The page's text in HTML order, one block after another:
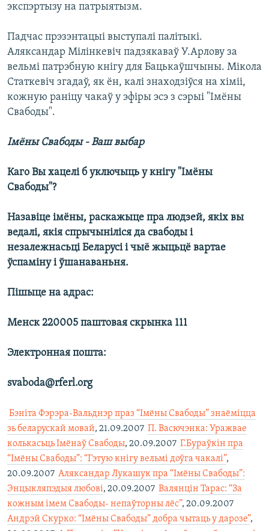
экспэртызу на патрыятызм.
Падчас прэзэнтацыі выступалі палітыкі.
Аляксандар Мілінкевіч падзякаваў У.Арлову за
вельмі патрэбную кнігу для Бацькаўшчыны. Мікола
Статкевіч згадаў, як ён, калі знаходзіўся на хіміі,
кожную раніцу чакаў у эфіры эсэ з сэрыі "Імёны
Свабоды".
Імёны Свабоды - Ваш выбар
Каго Вы хацелі б уключыць у кнігу "Імёны
Свабоды"?
Назавіце імёны, раскажыце пра людзей, якіх вы
ведалі, якія спрычыніліся да свабоды і
незалежнасьці Беларусі і чыё жыцьцё вартае
ўспаміну і ўшанаваньня.
Пішыце на адрас:
Менск 220005 паштовая скрынка 111
Электронная пошта:
svaboda@rferl.org
Бэніта Фэрэра-Вальднэр праз “Імёны Свабоды” знаёміцца
зь беларускай мовай, 21.09.2007  П. Васючэнка: Уражвае
колькасьць Імёнаў Свабоды, 20.09.2007  Г.Бураўкін пра
“Імёны Свабоды”: “Гэтую кнігу вельмі доўга чакалі”,
20.09.2007  Аляксандар Лукашук пра “Імёны Свабоды”:
Энцыкляпэдыя любові, 20.09.2007  Валянцін Тарас: “За
кожным імем Свабоды- непаўторны лёс”, 20.09.2007 
Андрэй Скурко: “Імёны Свабоды” добра чытаць у дарозе”,